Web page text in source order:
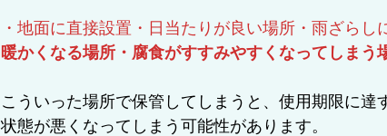
・地面に直接設置・日当たりが良い場所・雨ざらし
暖かくなる場所・腐食がすすみやすくなってしまう
こういった場所で保管してしまうと、使用期限に達
状態が悪くなってしまう可能性があります。